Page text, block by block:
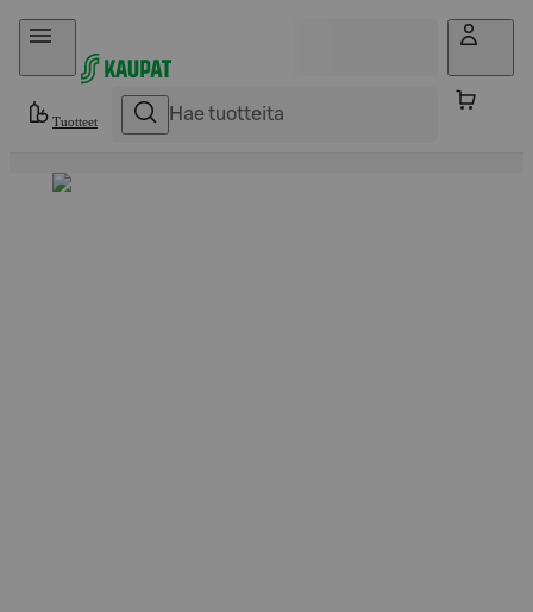
Hyppää sisältöön
Tuotteet